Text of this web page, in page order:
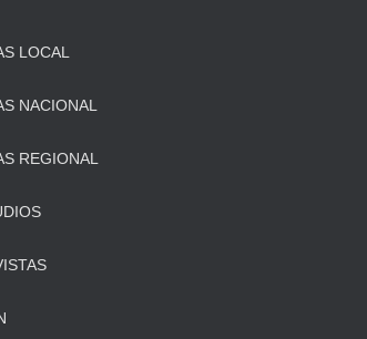
LOCAL
NACIONAL
REGIONAL